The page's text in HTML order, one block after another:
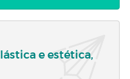
e estética,